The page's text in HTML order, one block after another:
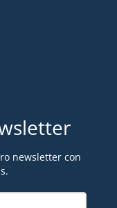
newsletter con